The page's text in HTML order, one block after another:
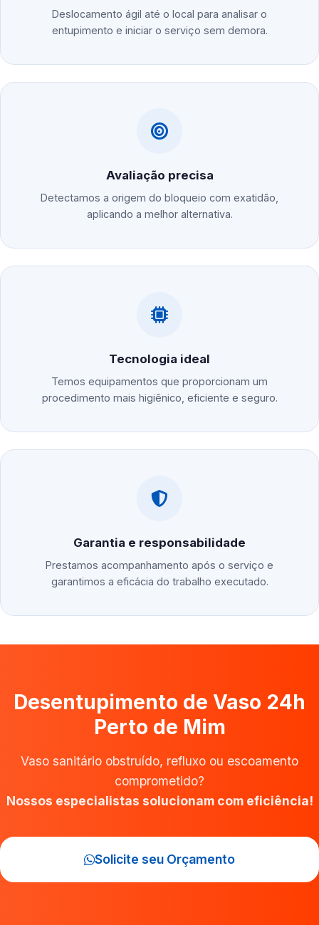
Deslocamento ágil até o local para analisar o
entupimento e iniciar o serviço sem demora.
Avaliação precisa
Detectamos a origem do bloqueio com exatidão,
aplicando a melhor alternativa.
Tecnologia ideal
Temos equipamentos que proporcionam um
procedimento mais higiênico, eficiente e seguro.
Garantia e responsabilidade
Prestamos acompanhamento após o serviço e
garantimos a eficácia do trabalho executado.
Desentupimento de Vaso 24h
Perto de Mim
Vaso sanitário obstruído, refluxo ou escoamento
comprometido?
Nossos especialistas solucionam com eficiência!
Solicite seu Orçamento